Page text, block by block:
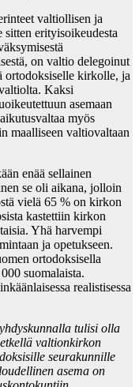
valtiollisen ja
erityisoikeudesta
on valtio delegoinut
ortodoksiselle kirkolle, ja
Kaksi
asemaan
myös
maalliseen valtiovaltaan
enää sellainen
se oli aikana, jolloin
vielä 65 % on kirkon
kastettiin kirkon
Yhä harvempi
ja opetukseen.
ortodoksisella
suomalaista.
realistisessa
tulisi olla
valtionkirkon
seurakunnille
asema on